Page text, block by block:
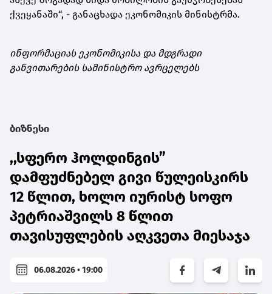
ქვეყანაში“, - განაცხადა ეკონომიკის მინისტრმა.
ინფორმაციას ეკონომიკისა და მდგრადი
განვითარების სამინისტრო ავრცელებს
ბიზნესი
,,სფერო ჰოლდინგის”
დამფუძნებელ გივი წულეისკირს
12 წლით, ხოლო იურისტ სოფო
პეტრიაშვილს 8 წლით
თავისუფლების აღკვეთა მიესაჯა
06.08.2026 • 19:00